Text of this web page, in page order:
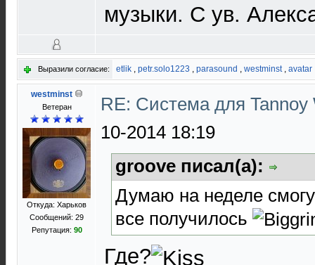
музыки. С ув.
Выразили согласие: etlik , petr.solo1223 , parasound , westminst, avatar
westminst
Ветеран
Откуда: Харьков
Сообщений: 29
Репутация: 90
RE: Система для
10-2014 18:19
groove писал(а):
Думаю на неделе
все получилось
Где?